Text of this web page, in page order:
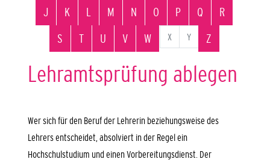
J
K L M N O P Q
R
S
T U V W X Y Z
Lehramtsprüfung ablegen
Wer sich für den Beruf der Lehrerin beziehungsweise des
Lehrers entscheidet, absolviert in der Regel ein
Hochschulstudium und einen Vorbereitungsdienst. Der